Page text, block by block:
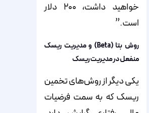
خواهید داشت، ۲۰۰ دلار
است.”
روش بتا (Beta) و مدیریت ریسک
منفعل در مدیریت ریسک
یکی دیگر از روش‌های تخمین
ریسک که به سمت فرضیات